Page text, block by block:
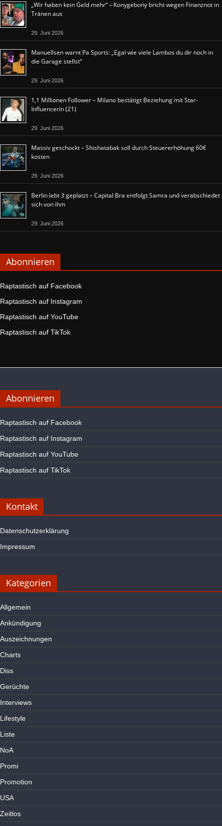
„Wir haben kein Geld mehr“ – Konygebony bricht wegen Finanznot in
Tränen aus
29. Juni 2026
Manuellsen warnt Pa Sports: „Egal wie viele Lambos du dir noch in
die Garage stellst“
29. Juni 2026
1,1 Millionen Follower – Milano bestätigt Beziehung mit Star-
Influencerin (21)
29. Juni 2026
Massiv geschockt – Shishatabak soll durch Steuererhöhung 60€
kosten
29. Juni 2026
Berlin lebt 3 geplatzt – Capital Bra entfolgt Samra und verabschiedet
sich von ihm
29. Juni 2026
Abonnieren
Raptastisch auf Facebook
Raptastisch auf Instagram
Raptastisch auf YouTube
Raptastisch auf TikTok
Abonnieren
Raptastisch auf Facebook
Raptastisch auf Instagram
Raptastisch auf YouTube
Raptastisch auf TikTok
Kontakt
Datenschutzerklärung
Impressum
Kategorien
Allgemein
Ankündigung
Auszeichnungen
Charts
Diss
Gerüchte
Interviews
Lifestyle
Liste
NoA
Promi
Promotion
USA
Zeitlos